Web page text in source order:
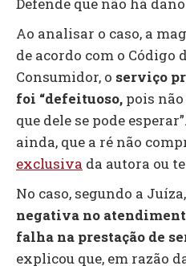
Ao analisar o caso, a
de acordo com o Código
Consumidor, o serviço
foi “defeituoso, pois
que dele se pode
ainda, que a ré não
exclusiva da autora ou
No caso, segundo a
negativa no
falha na prestação de
explicou que, em razão